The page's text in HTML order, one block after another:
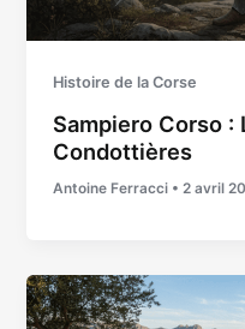
Histoire de la Corse
Sampiero Corso :
Condottières
Antoine Ferracci •2 avril